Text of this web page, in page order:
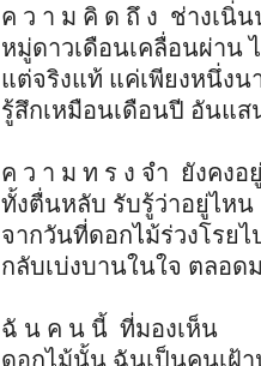
ค ว า ม คิ ด ถึ ง ช่างเนิ่
หมู่ดาวเดือนเคลื่อนผ่าน
แต่จริงแท้ แค่เพียงหนึ่งน
รู้สึกเหมือนเดือนปี อันแส
ค ว า ม ท ร ง จำ ยังคงอยู่
ทั้งตื่นหลับ รับรู้ว่าอยู่ไหน
จากวันที่ดอกไม้ร่วงโรยไ
กลับเบ่งบานในใจ ตลอด
ฉั น ค น นี้ ที่มองเห็น
ดอกไม้นั้น ฉันเป็นคนเฝ้า